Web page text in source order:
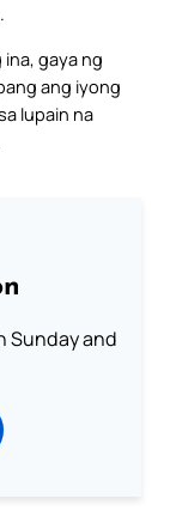
gaya ng
ang iyong
lupain na
Sunday and